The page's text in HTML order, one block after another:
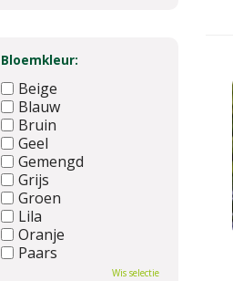
Bloemkleur:
Beige
Blauw
Bruin
Geel
Gemengd
Grijs
Groen
Lila
Oranje
Paars
Wis selectie